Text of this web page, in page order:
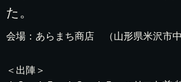
た。
会場：あらまち商店 （山形県米沢市中
＜出陣＞